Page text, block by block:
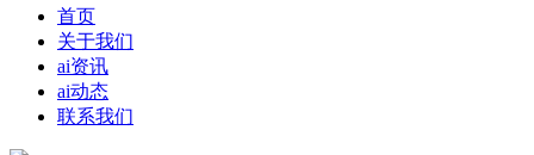
首页
关于我们
ai资讯
ai动态
联系我们